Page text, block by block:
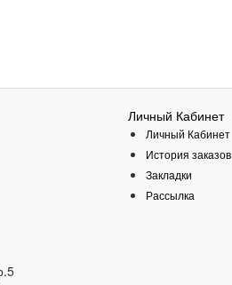
Личный Кабинет
Личный Кабинет
История заказов
Закладки
Рассылка